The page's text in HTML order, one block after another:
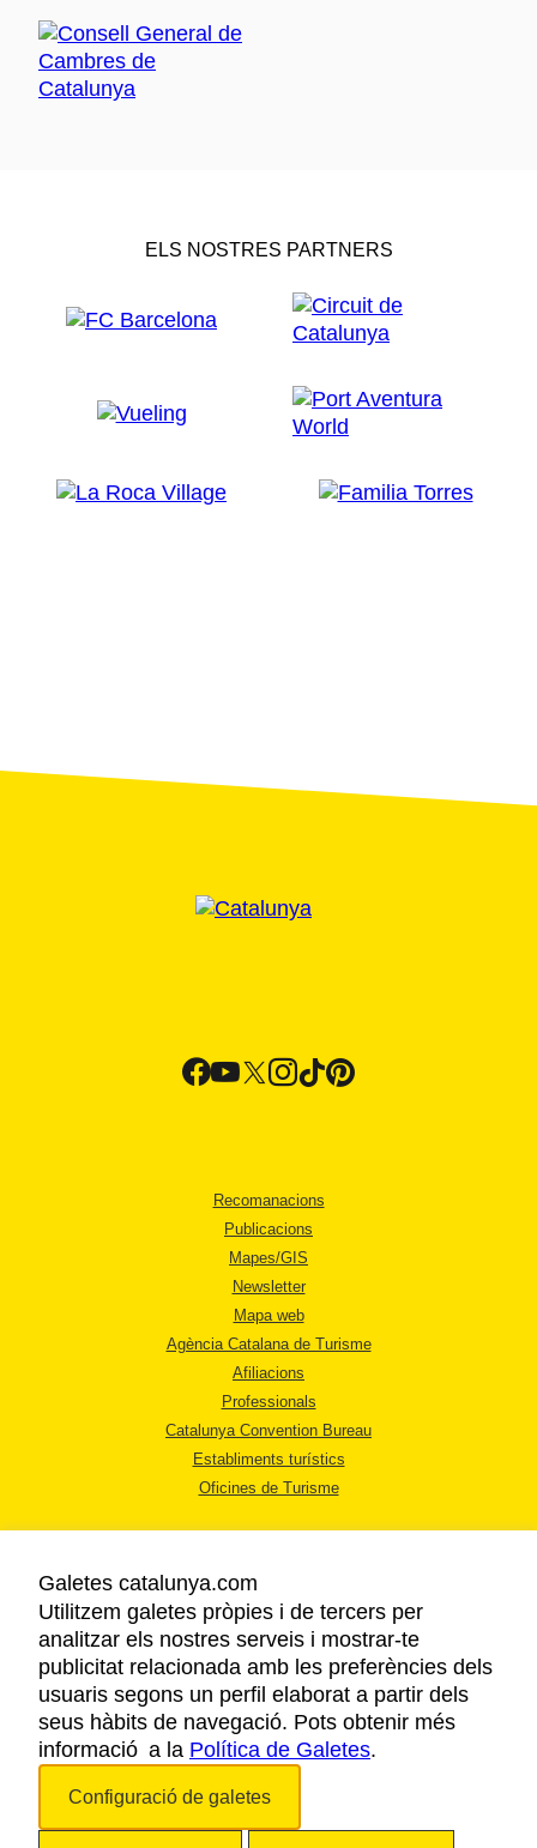
ELS NOSTRES PARTNERS
Recomanacions
Publicacions
Mapes/GIS
Newsletter
Mapa web
Agència Catalana de Turisme
Afiliacions
Professionals
Catalunya Convention Bureau
Establiments turístics
Oficines de Turisme
AVÍS LEGAL
POLÍTICA DE PRIVACITAT
COOKIES
ACCESSIBILITAT
Galetes catalunya.com
Utilitzem galetes pròpies i de tercers per
analitzar els nostres serveis i mostrar-te
publicitat relacionada amb les preferències dels
usuaris segons un perfil elaborat a partir dels
seus hàbits de navegació. Pots obtenir més
informació a la Política de Galetes.
Configuració de galetes